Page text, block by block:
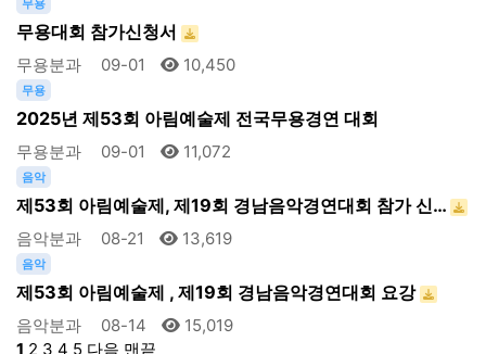
무용
무용대회 참가신청서
무용분과 09-01 10,450
무용
2025년 제53회 아림예술제 전국무용경연 대회
무용분과 09-01 11,072
음악
제53회 아림예술제, 제19회 경남음악경연대회 참가 신…
음악분과 08-21 13,619
음악
제53회 아림예술제 , 제19회 경남음악경연대회 요강
음악분과 08-14
15,019
1 2 3 4 5 다음 맨끝